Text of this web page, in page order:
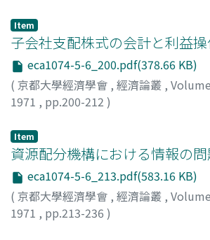
Item
子会社支配株式の会計と利益
eca1074-5-6_200.pdf(378.66 KB)
( 京都大學經濟學會 , 經濟論叢 ,
1971 , pp.200-212 )
Item
資源配分機構における情報の
eca1074-5-6_213.pdf(583.16 KB)
( 京都大學經濟學會 , 經濟論叢 ,
1971 , pp.213-236 )